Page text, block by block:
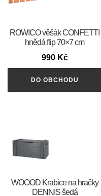
ROWICO věšák CONFETTI
hnědá flip 70×7 cm
990 Kč
DO OBCHODU
WOOOD Krabice na hračky
DENNIS šedá